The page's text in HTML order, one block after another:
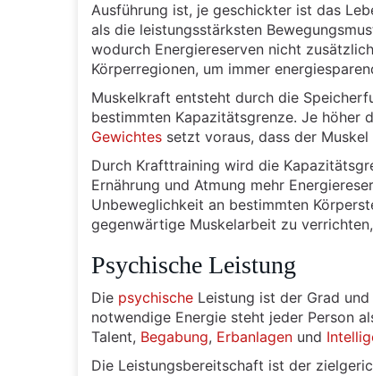
Ausführung ist, je geschickter ist das
als die leistungsstärksten
wodurch Energiereserven nicht
Körperregionen, um immer
Muskelkraft entsteht durch die
bestimmten Kapazitätsgrenze. Je höher
Gewichtes setzt voraus, dass der
Durch Krafttraining wird die
Ernährung und Atmung mehr
Unbeweglichkeit an bestimmten
gegenwärtige Muskelarbeit zu
Psychische Leistung
Die psychische Leistung ist der Grad
notwendige Energie steht jeder Person
Talent, Begabung, Erbanlagen und
Die Leistungsbereitschaft ist der